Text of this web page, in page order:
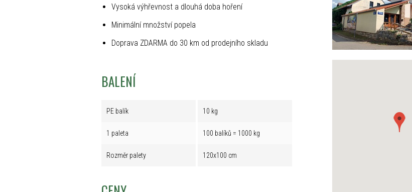
Vysoká výhřevnost a dlouhá doba hoření
Minimální množství popela
Doprava ZDARMA do 30 km od prodejního skladu
BALENÍ
PE balík 10 kg
1 paleta 100 balíků = 1000 kg
Rozměr palety 120x100 cm